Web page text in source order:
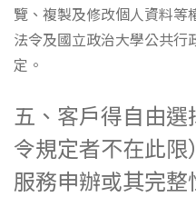
覽、複製及修改個人資料
法令及國立政治大學公共行
定。
五、客戶得自由
令規定者不在此
服務申辦或其完整